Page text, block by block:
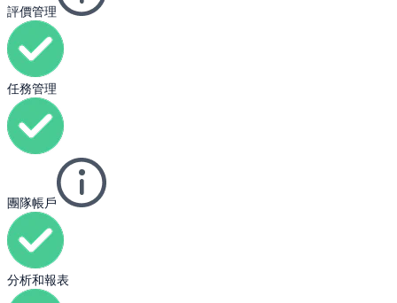
評價管理
任務管理
團隊帳戶
分析和報表